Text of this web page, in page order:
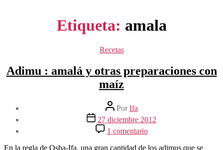
Etiqueta: amala
Categorías
Recetas
Adimu : amalá y otras preparaciones con
maíz
Autor
de
la
entrada
PorIfa
Fecha27 diciembre 2012
1 comentario
Adimu
:
En la regla de Osha-Ifa, una gran cantidad de los adimus que se